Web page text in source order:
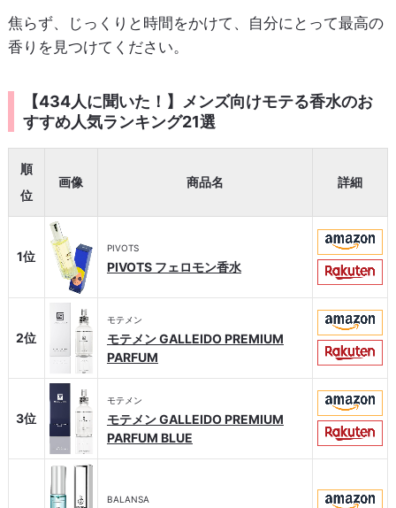
焦らず、じっくりと時間をかけて、自分にとって最高の
香りを見つけてください。
【434人に聞いた！】メンズ向けモテる香水のお
すすめ人気ランキング21選
順
位
画像 商品名 詳細
1位
PIVOTS
PIVOTS フェロモン香水
2位
モテメン
モテメン GALLEIDO PREMIUM
PARFUM
3位
モテメン
モテメン GALLEIDO PREMIUM
PARFUM BLUE
BALANSA